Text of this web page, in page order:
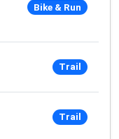
Bike & Run
Trail
Trail